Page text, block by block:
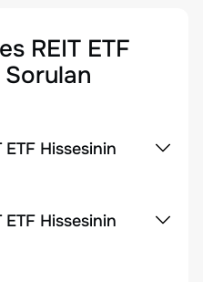
REIT ETF
Sorulan
Hissesinin
Hissesinin